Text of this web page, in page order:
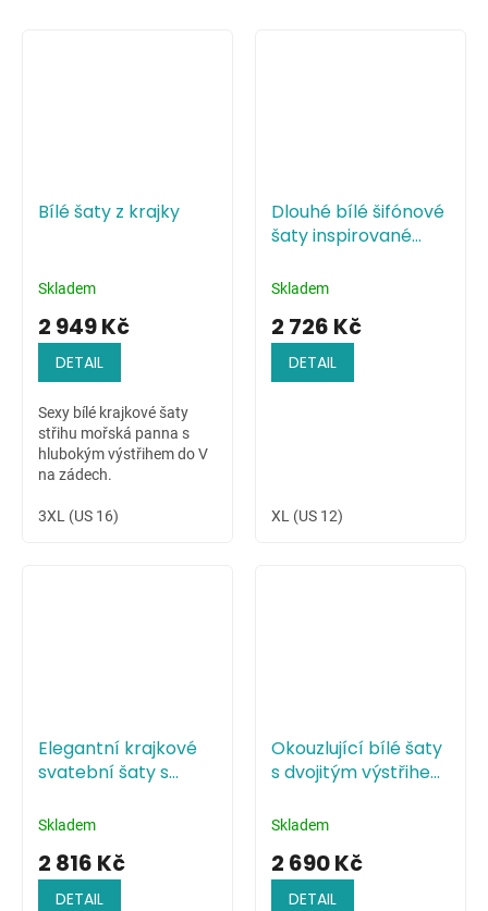
Bílé šaty z krajky
Skladem
2 949 Kč
DETAIL
Sexy bílé krajkové šaty
střihu mořská panna s
hlubokým výstřihem do V
na zádech.
3XL (US 16)
Dlouhé bílé šifónové
šaty inspirované
Skladem
2 726 Kč
DETAIL
XL (US 12)
Elegantní krajkové
svatební šaty s
Skladem
2 816 Kč
DETAIL
Okouzlující bílé šaty
s dvojitým výstřihem
Skladem
2 690 Kč
DETAIL